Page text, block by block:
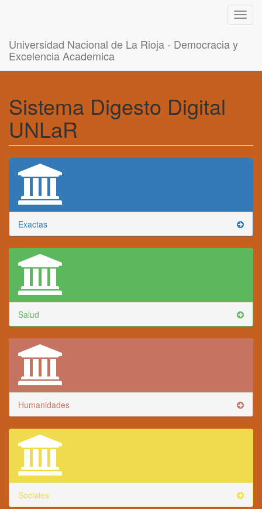
Universidad Nacional de La Rioja - Democracia y
Excelencia Academica
Sistema Digesto Digital
UNLaR
Exactas
Salud
Humanidades
Sociales